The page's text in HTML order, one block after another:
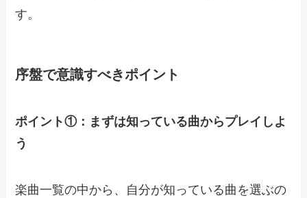
す。
序盤で意識すべきポイント
ポイント①：まずは知っている曲からプレイしよ
う
楽曲一覧の中から、自分が知っている曲を選ぶの